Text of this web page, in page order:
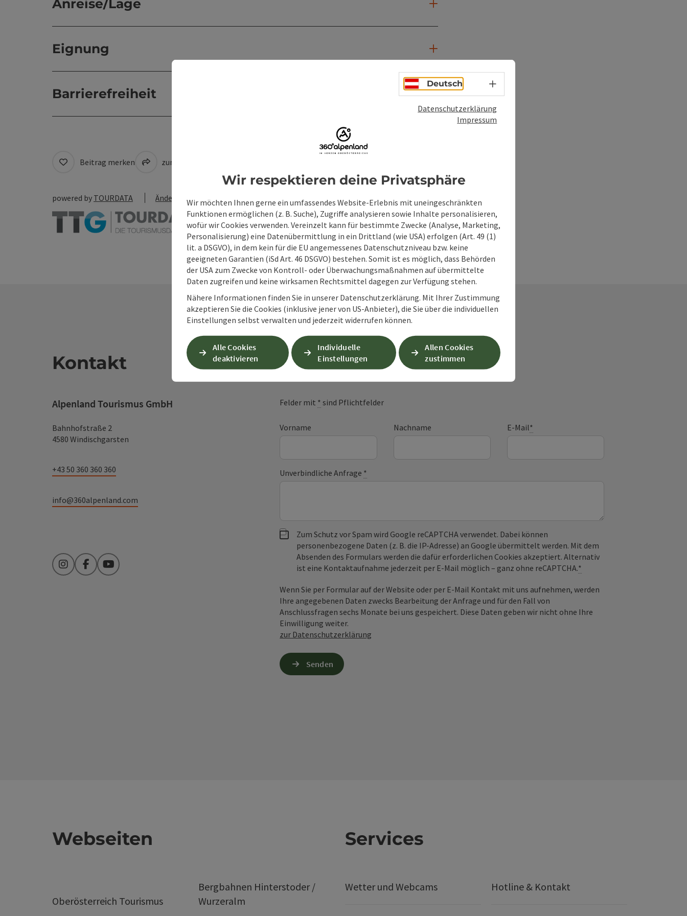
Anreise/Lage
Eignung
Barrierefreiheit
Beitrag merken zum Merkzettel
powered by TOURDATA Änderung vorschlagen
Kontakt
Alpenland Tourismus GmbH
Bahnhofstraße 2
4580 Windischgarsten
+43 50 360 360 360
info@360alpenland.com
InstagramFacebookYouTube
Unverbindliche Anfrage
Felder mit * sind Pflichtfelder
Vorname Nachname E-Mail*
Unverbindliche Anfrage *
Zum Schutz vor Spam wird Google reCAPTCHA verwendet. Dabei können
personenbezogene Daten (z. B. die IP-Adresse) an Google übermittelt werden. Mit dem
Absenden des Formulars werden die dafür erforderlichen Cookies akzeptiert. Alternativ
ist eine Kontaktaufnahme jederzeit per E-Mail möglich – ganz ohne reCAPTCHA.*
Wenn Sie per Formular auf der Website oder per E-Mail Kontakt mit uns aufnehmen, werden
Ihre angegebenen Daten zwecks Bearbeitung der Anfrage und für den Fall von
Anschlussfragen sechs Monate bei uns gespeichert. Diese Daten geben wir nicht ohne Ihre
Einwilligung weiter.
zur Datenschutzerklärung
Senden
Webseiten
Oberösterreich Tourismus
Bergbahnen Hinterstoder /
Wurzeralm
Services
Wetter und Webcams Hotline & Kontakt
Deutsch Sprachwahl - Menü öffnen
Datenschutzerklärung
Impressum
Wir respektieren deine Privatsphäre
Wir möchten Ihnen gerne ein umfassendes Website-Erlebnis mit uneingeschränkten
Funktionen ermöglichen (z. B. Suche), Zugriffe analysieren sowie Inhalte personalisieren,
wofür wir Cookies verwenden. Vereinzelt kann für bestimmte Zwecke (Analyse, Marketing,
Personalisierung) eine Datenübermittlung in ein Drittland (wie USA) erfolgen (Art. 49 (1)
lit. a DSGVO), in dem kein für die EU angemessenes Datenschutzniveau bzw. keine
geeigneten Garantien (iSd Art. 46 DSGVO) bestehen. Somit ist es möglich, dass Behörden
der USA zum Zwecke von Kontroll- oder Überwachungsmaßnahmen auf übermittelte
Daten zugreifen und keine wirksamen Rechtsmittel dagegen zur Verfügung stehen.
Nähere Informationen finden Sie in unserer Datenschutzerklärung. Mit Ihrer Zustimmung
akzeptieren Sie die Cookies (inklusive jener von US-Anbieter), die Sie über die individuellen
Einstellungen selbst verwalten und jederzeit widerrufen können.
Alle Cookies
deaktivieren
Individuelle
Einstellungen
Allen Cookies
zustimmen